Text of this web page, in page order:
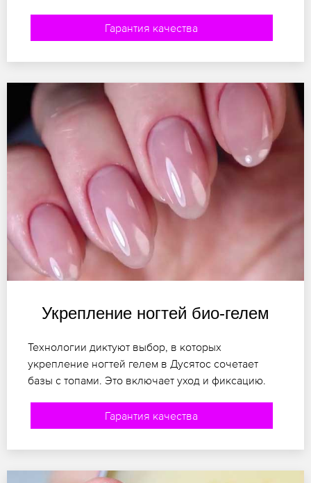
Гарантия качества
Укрепление ногтей био-гелем
Технологии диктуют выбор, в которых
укрепление ногтей гелем в Дусятос сочетает
базы с топами. Это включает уход и фиксацию.
Гарантия качества